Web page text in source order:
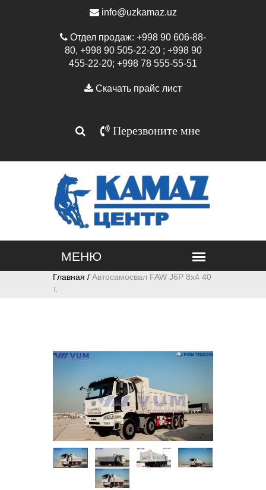
info@uzkamaz.uz
Отдел продаж: +998 90 606-88-
80, +998 90 505-22-20 ; +998 90
455-22-20; +998 78 555-55-51
Скачать прайс лист
Перезвоните мне
Главная / Автосамосвал FAW J6P 8х4 40
т.